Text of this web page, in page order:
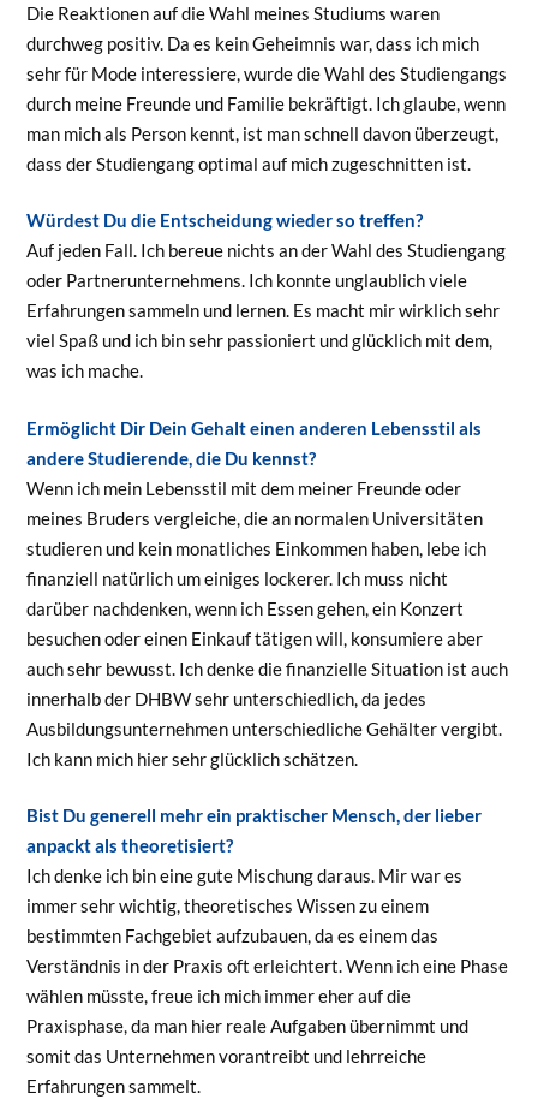
Die Reaktionen auf die Wahl meines Studiums waren
durchweg positiv. Da es kein Geheimnis war, dass ich mich
sehr für Mode interessiere, wurde die Wahl des Studiengangs
durch meine Freunde und Familie bekräftigt. Ich glaube, wenn
man mich als Person kennt, ist man schnell davon überzeugt,
dass der Studiengang optimal auf mich zugeschnitten ist.
Würdest Du die Entscheidung wieder so treffen?
Auf jeden Fall. Ich bereue nichts an der Wahl des Studiengang
oder Partnerunternehmens. Ich konnte unglaublich viele
Erfahrungen sammeln und lernen. Es macht mir wirklich sehr
viel Spaß und ich bin sehr passioniert und glücklich mit dem,
was ich mache.
Ermöglicht Dir Dein Gehalt einen anderen Lebensstil als
andere Studierende, die Du kennst?
Wenn ich mein Lebensstil mit dem meiner Freunde oder
meines Bruders vergleiche, die an normalen Universitäten
studieren und kein monatliches Einkommen haben, lebe ich
finanziell natürlich um einiges lockerer. Ich muss nicht
darüber nachdenken, wenn ich Essen gehen, ein Konzert
besuchen oder einen Einkauf tätigen will, konsumiere aber
auch sehr bewusst. Ich denke die finanzielle Situation ist auch
innerhalb der DHBW sehr unterschiedlich, da jedes
Ausbildungsunternehmen unterschiedliche Gehälter vergibt.
Ich kann mich hier sehr glücklich schätzen.
Bist Du generell mehr ein praktischer Mensch, der lieber
anpackt als theoretisiert?
Ich denke ich bin eine gute Mischung daraus. Mir war es
immer sehr wichtig, theoretisches Wissen zu einem
bestimmten Fachgebiet aufzubauen, da es einem das
Verständnis in der Praxis oft erleichtert. Wenn ich eine Phase
wählen müsste, freue ich mich immer eher auf die
Praxisphase, da man hier reale Aufgaben übernimmt und
somit das Unternehmen vorantreibt und lehrreiche
Erfahrungen sammelt.